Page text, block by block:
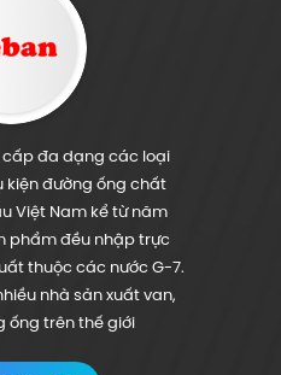
cấp đa dạng các loại
kiện đường ống chất
Việt Nam kể từ năm
phẩm đều nhập trực
thuộc các nước G-7.
nhà sản xuất van,
ống trên thế giới